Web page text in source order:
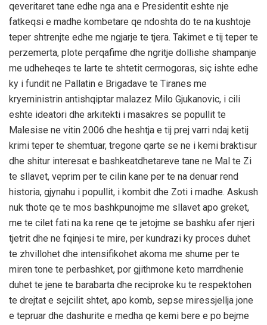
qeveritaret tane edhe nga ana e Presidentit eshte nje
fatkeqsi e madhe kombetare qe ndoshta do te na kushtoje
teper shtrenjte edhe me ngjarje te tjera. Takimet e tij teper te
perzemerta, plote perqafime dhe ngritje dollishe shampanje
me udheheqes te larte te shtetit cerrnogoras, siç ishte edhe
ky i fundit ne Pallatin e Brigadave te Tiranes me
kryeministrin antishqiptar malazez Milo Gjukanovic, i cili
eshte ideatori dhe arkitekti i masakres se popullit te
Malesise ne vitin 2006 dhe heshtja e tij prej varri ndaj ketij
krimi teper te shemtuar, tregone qarte se ne i kemi braktisur
dhe shitur interesat e bashkeatdhetareve tane ne Mal te Zi
te sllavet, veprim per te cilin kane per te na denuar rend
historia, gjynahu i popullit, i kombit dhe Zoti i madhe. Askush
nuk thote qe te mos bashkpunojme me sllavet apo greket,
me te cilet fati na ka rene qe te jetojme se bashku afer njeri
tjetrit dhe ne fqinjesi te mire, per kundrazi ky proces duhet
te zhvillohet dhe intensifikohet akoma me shume per te
miren tone te perbashket, por gjithmone keto marrdhenie
duhet te jene te barabarta dhe reciproke ku te respektohen
te drejtat e sejcilit shtet, apo komb, sepse miressjellja jone
e tepruar dhe dashurite e medha qe kemi bere e po bejme